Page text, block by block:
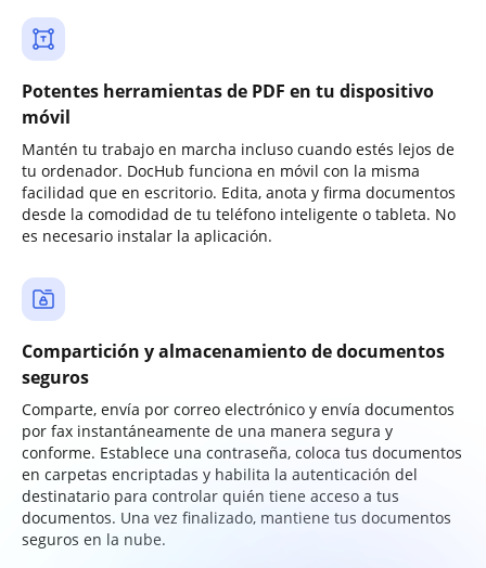
Potentes herramientas de PDF en tu dispositivo
móvil
Mantén tu trabajo en marcha incluso cuando estés lejos de
tu ordenador. DocHub funciona en móvil con la misma
facilidad que en escritorio. Edita, anota y firma documentos
desde la comodidad de tu teléfono inteligente o tableta. No
es necesario instalar la aplicación.
Compartición y almacenamiento de documentos
seguros
Comparte, envía por correo electrónico y envía documentos
por fax instantáneamente de una manera segura y
conforme. Establece una contraseña, coloca tus documentos
en carpetas encriptadas y habilita la autenticación del
destinatario para controlar quién tiene acceso a tus
documentos. Una vez finalizado, mantiene tus documentos
seguros en la nube.